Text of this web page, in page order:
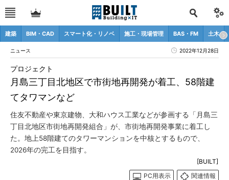
建築 BIM・CAD スマート化・リノベ 施工・現場管理 BAS・FM 土木
ニュース 2022年12月28日
月島三丁目北地区で市街地再開発が着工、58階建
てタワマンなど
プロジェクト
住友不動産や東京建物、大和ハウス工業などが参画する「月島三
丁目北地区市街地再開発組合」が、市街地再開発事業に着工し
た。地上58階建てのタワーマンションを中核とするもので、
2026年の完工を目指す。
[BUILT]
PC用表示
関連情報